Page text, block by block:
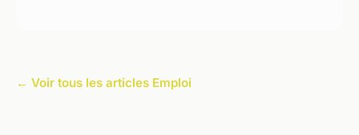
← Voir tous les articles Emploi